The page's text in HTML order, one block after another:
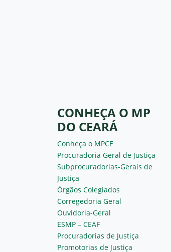
CONHEÇA O MP
DO CEARÁ
Conheça o MPCE
Procuradoria Geral de Justiça
Subprocuradorias-Gerais de
Justiça
Órgãos Colegiados
Corregedoria Geral
Ouvidoria-Geral
ESMP – CEAF
Procuradorias de Justiça
Promotorias de Justiça